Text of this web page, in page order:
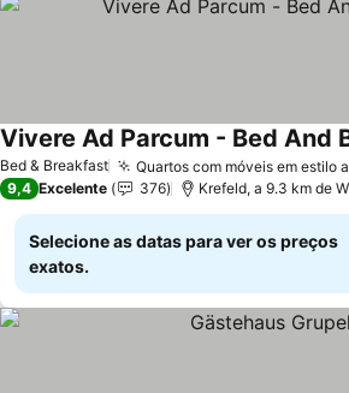
Bed & Breakfast Quartos com móveis em estilo
Vivere Ad Parcum - Bed And
9,4 Excelente 376 Krefeld, a 9.3 km de
Selecione as datas para ver os preços
exatos.